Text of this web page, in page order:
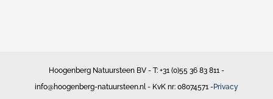
Hoogenberg Natuursteen BV - T: +31 (0)55 36 83 811 -
info@hoogenberg-natuursteen.nl - KvK nr: 08074571 -Privacy